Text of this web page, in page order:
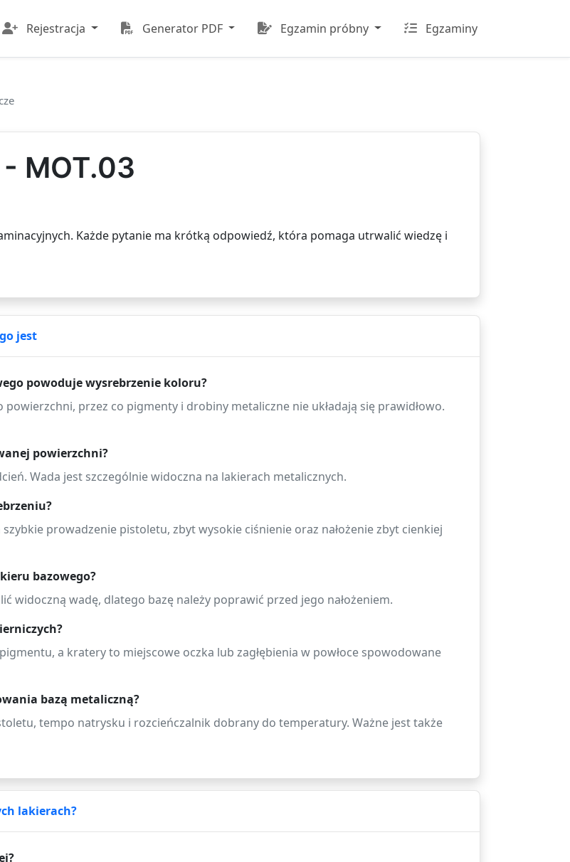
Rejestracja Generator PDF Egzamin próbny Egzaminy
MOT.03
Każde pytanie ma krótką odpowiedź, która pomaga utrwalić wiedzę i
jest
powoduje wysrebrzenie koloru?
przez co pigmenty i drobiny metaliczne nie układają się prawidłowo.
powierzchni?
Wada jest szczególnie widoczna na lakierach metalicznych.
prowadzenie pistoletu, zbyt wysokie ciśnienie oraz nałożenie zbyt cienkiej
bazowego?
widoczną wadę, dlatego bazę należy poprawić przed jego nałożeniem.
a kratery to miejscowe oczka lub zagłębienia w powłoce spowodowane
bazą metaliczną?
tempo natrysku i rozcieńczalnik dobrany do temperatury. Ważne jest także
lakierach?